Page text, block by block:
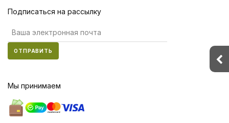
Подписаться на рассылку
ОТПРАВИТЬ
Мы принимаем